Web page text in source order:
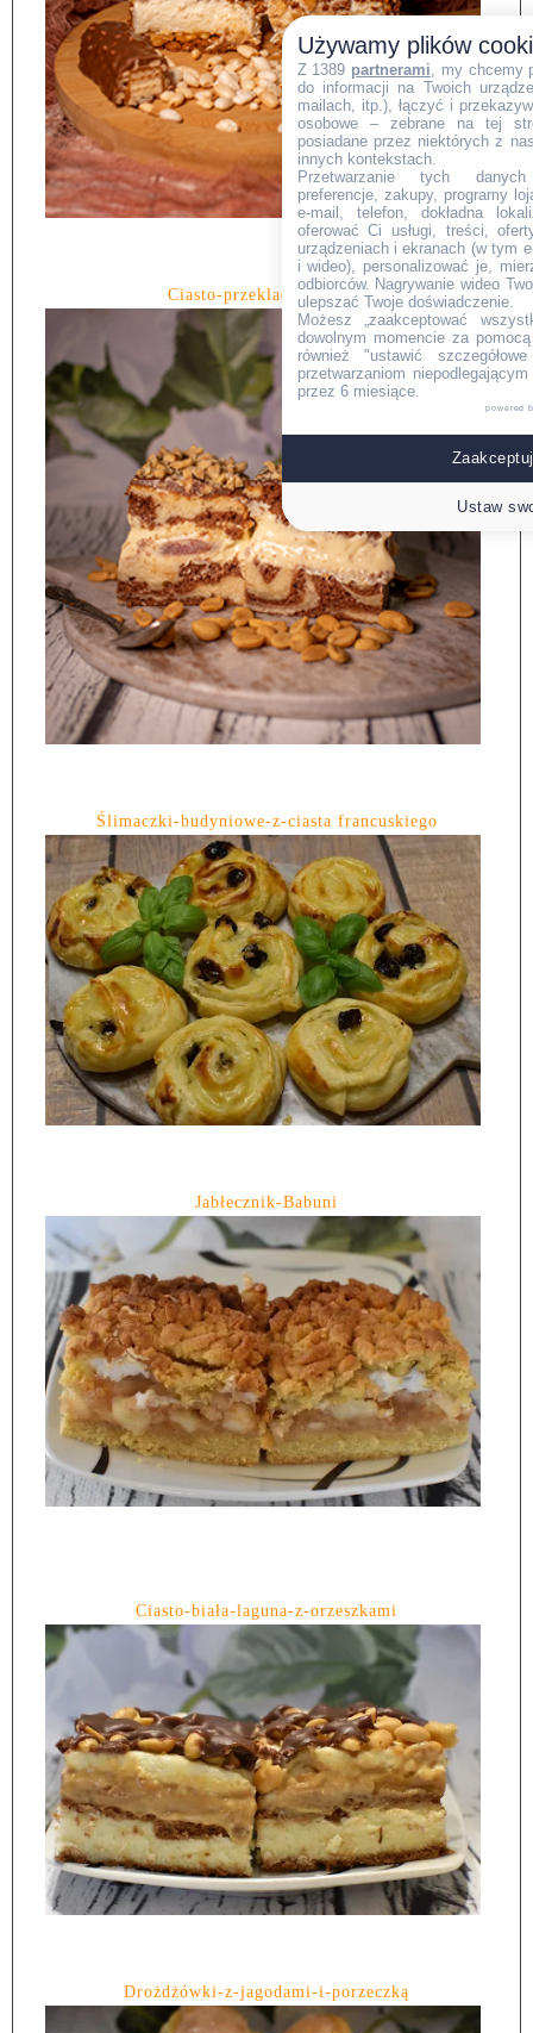
Ciasto-przekladana-zebra
Ślimaczki-budyniowe-z-ciasta francuskiego
Jabłecznik-Babuni
Ciasto-biała-laguna-z-orzeszkami
Drożdżówki-z-jagodami-i-porzeczką
Używamy plików
Z 1389 partnerami , my chcemy
do informacji na Twoich
mailach, itp.), łączyć i
osobowe – zebrane na tej
posiadane przez niektórych z
innych kontekstach.
Przetwarzanie tych danych
preferencje, zakupy, programy
e-mail, telefon, dokładna
oferować Ci usługi, treści,
urządzeniach i ekranach (w tym
i wideo), personalizować je,
odbiorców. Nagrywanie wideo
ulepszać Twoje doświadczenie.
Możesz „zaakceptować
dowolnym momencie za
również "ustawić
przetwarzaniom
przez 6 miesiące.
powered
Ustaw